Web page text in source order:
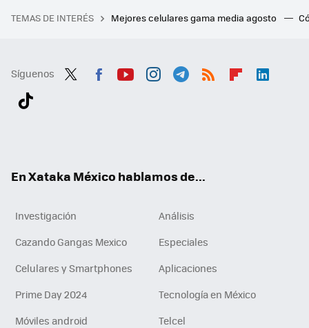
TEMAS DE INTERÉS Mejores celulares gama media agosto
Síguenos
En Xataka México hablamos de...
Investigación
Análisis
Cazando Gangas Mexico
Especiales
Celulares y Smartphones
Aplicaciones
Prime Day 2024
Tecnología en México
Móviles android
Telcel